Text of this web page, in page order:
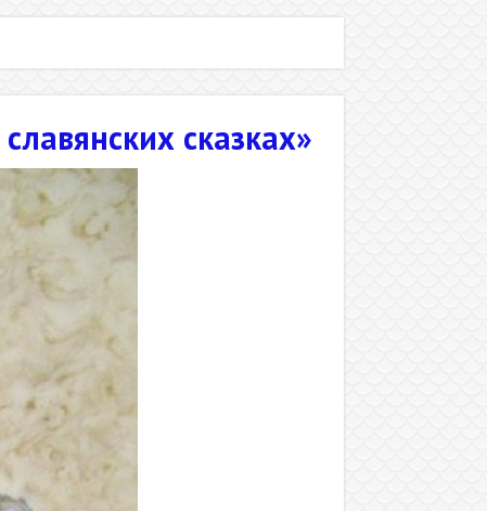
сказках»